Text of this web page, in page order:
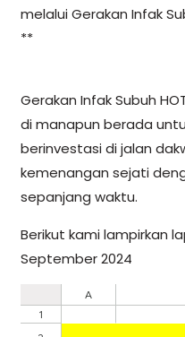
melalui Gerakan Infak
**
Gerakan Infak Subuh
di manapun berada
berinvestasi di jalan
kemenangan sejati
sepanjang waktu.
Berikut kami lampirkan
September 2024